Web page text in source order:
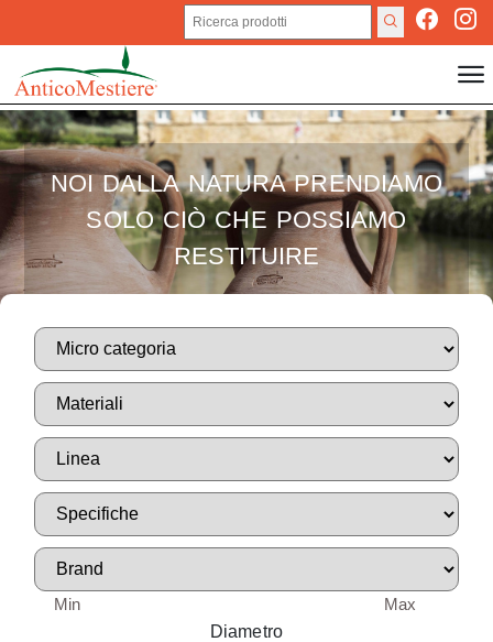
NOI DALLA NATURA PRENDIAMO
SOLO CIÒ CHE POSSIAMO
RESTITUIRE
Diametro
Min Max